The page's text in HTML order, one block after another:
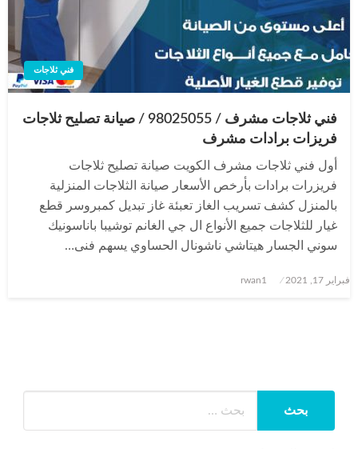
فني ثلاجات
فني ثلاجات مشرف / 98025055 / صيانة تصليح ثلاجات
فريزات برادات مشرف
أول فني ثلاجات مشرف الكويت صيانة تصليح ثلاجات
فريزرات برادات بأرخص الأسعار صيانة الثلاجات المنزلية
بالمنزل كشف تسريب الغاز تعبئة غاز تبديل كمبروسر قطع
غيار للثلاجات جميع الأنواع ال جي الغانم توشيبا باناسونيك
سوني الجسار هيتاشي ناشونال الحساوي يسهم فنى…
نُشر
فبراير 17, 2021 rwan1